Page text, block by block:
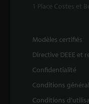
1 Place Costes et
Modèles certifiés
Directive DEEE et
Confidentialité
Conditions
Conditions